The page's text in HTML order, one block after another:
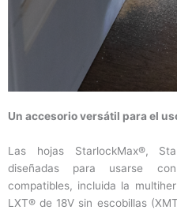
Un accesorio versátil para el
Las hojas StarlockMax®,
diseñadas para usarse con
compatibles, incluida la
LXT® de 18V sin escobillas